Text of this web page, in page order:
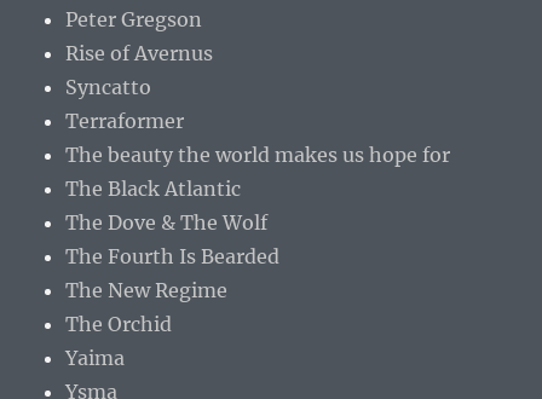
Peter Gregson
Rise of Avernus
Syncatto
Terraformer
The beauty the world makes us hope for
The Black Atlantic
The Dove & The Wolf
The Fourth Is Bearded
The New Regime
The Orchid
Yaima
Ysma